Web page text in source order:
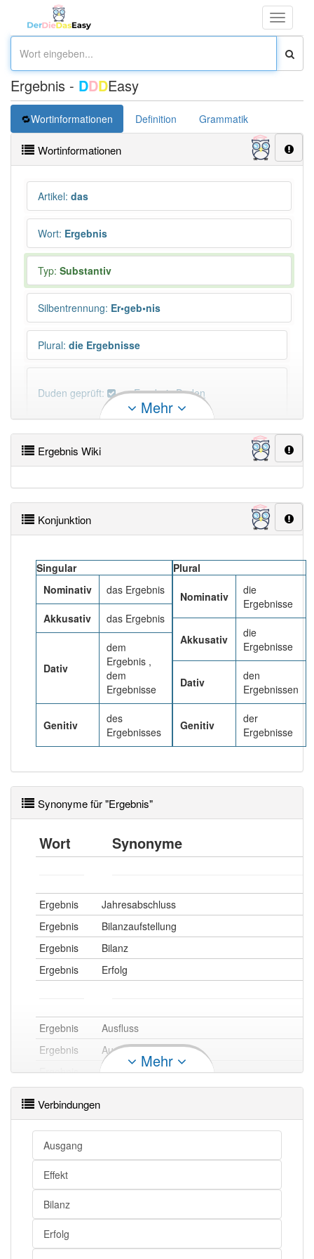
Toggle
Ergebnis - DDDEasy
Wortinformationen Definition Grammatik
Wortinformationen
Artikel: das
Wort: Ergebnis
Typ: Substantiv
Silbentrennung: Er•geb•nis
Plural: die Ergebnisse
Duden geprüft: Ergebnis Duden
×
Wörter, die mit "-nis" enden, haben fast immer
DER: Beispiele
DIE:112Ausnahmen
Beispiele
DAS:382
PowerIndex: 2 809
Häufigkeit: 8 von 10
Wörter mit Endung-ergebnis
Wörter mit Endung-ergebnis
anderen Artikeldas: 0
86% unserer Spielapp-Nutzer haben den Artikel
korrekt erraten.
Mehr
Ergebnis Wiki
Konjunktion
Singular
Nominativ
das Ergebnis
Akkusativ das Ergebnis
Dativ
dem
Ergebnis ,
dem
Ergebnisse
Genitiv
des
Ergebnisses
Plural
Nominativ
die
Ergebnisse
Akkusativ
die
Ergebnisse
Dativ
den
Ergebnissen
Genitiv
der
Ergebnisse
Synonyme für "Ergebnis"
Wort Synonyme
Ergebnis
Jahresabschluss
Ergebnis
Bilanzaufstellung
Ergebnis
Bilanz
Ergebnis
Erfolg
Ergebnis
Ausfluss
Ergebnis
Auswirkung
Ergebnis
Wirkung
Ergebnis
Effekt
Ergebnis
Ergebnis
Mehr
Verbindungen
Ausgang
Effekt
Bilanz
Erfolg